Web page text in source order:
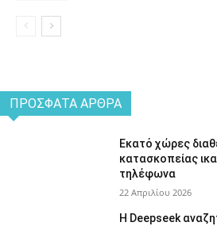
ΠΡΌΣΦΑΤΑ ΆΡΘΡΑ
Εκατό χώρες
κατασκοπείας
τηλέφωνα
22 Απριλίου 2026
Η Deepseek